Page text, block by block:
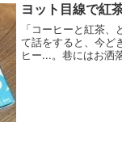
ヨット目線で紅
「コーヒーと紅茶、
て話をすると、今ど
ヒー...。巷にはお洒